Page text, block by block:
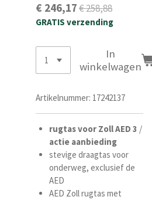
€ 246,17€ 258,88
GRATIS verzending
In
winkelwagen
Artikelnummer: 17242137
rugtasvoor ZollAED 3 /
actie aanbieding
stevige draagtas voor
onderweg, exclusief de
AED
AED Zoll rugtas met